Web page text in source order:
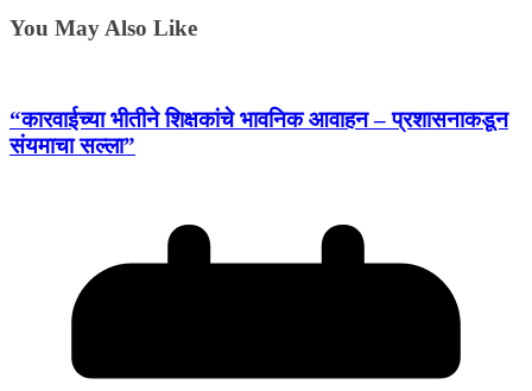
You May Also Like
“कारवाईच्या भीतीने शिक्षकांचे भावनिक आवाहन – प्रशासनाकडून
संयमाचा सल्ला”